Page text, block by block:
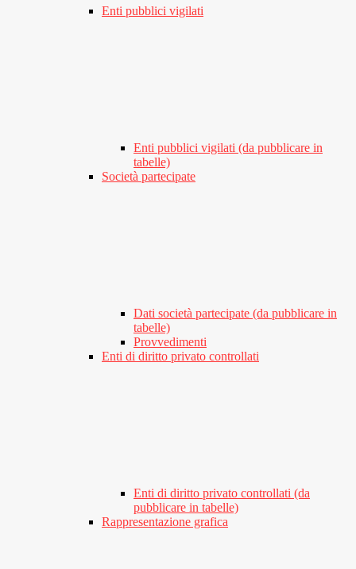
Enti pubblici vigilati
Enti pubblici vigilati (da pubblicare in
tabelle)
Società partecipate
Dati società partecipate (da pubblicare in
tabelle)
Provvedimenti
Enti di diritto privato controllati
Enti di diritto privato controllati (da
pubblicare in tabelle)
Rappresentazione grafica